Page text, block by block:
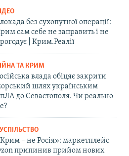
без сухопутної операції:
сам себе не заправить і не
| Крим.Реалії
ТА КРИМ
влада обіцяє закрити
шлях українським
до Севастополя. Чи реально
– не Росія»: маркетплейс
припинив прийом нових